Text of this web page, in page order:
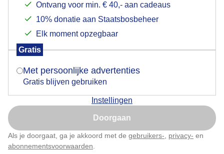
Ontvang voor min. € 40,- aan cadeaus
10% donatie aan Staatsbosbeheer
Elk moment opzegbaar
Gratis
Met persoonlijke advertenties
Gratis blijven gebruiken
Instellingen
Doorgaan
Als je doorgaat, ga je akkoord met de gebruikers- privacy- en
abonnementsvoorwaarden
Door: Marjon Adamidis - van Geldorp
Gemaakt: 10-06-2026, 51x bekeken
Indien je hier nog geen akkoord op hebt gegeven,
verschijnt er zo een pop-up uit je browser waarin
Is goed, toon de popup
Nu niet, misschien later
Klik hierom dit aan te passen